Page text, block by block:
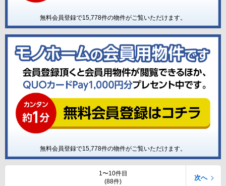
無料会員登録で15,778件の物件がご覧いただけます。
無料会員登録で15,778件の物件がご覧いただけます。
1〜10件目
(88件)
次へ